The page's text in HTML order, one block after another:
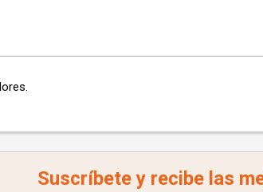
Suscríbete y recibe las